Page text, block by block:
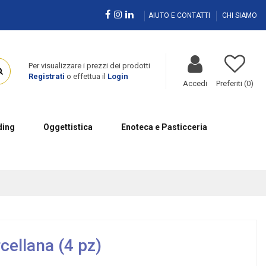
AIUTO E CONTATTI CHI SIAMO
Per visualizzare i prezzi dei prodotti
Registrati o effettua il Login
Accedi Preferiti (0)
Oggettistica Enoteca e Pasticceria
(4 pz)